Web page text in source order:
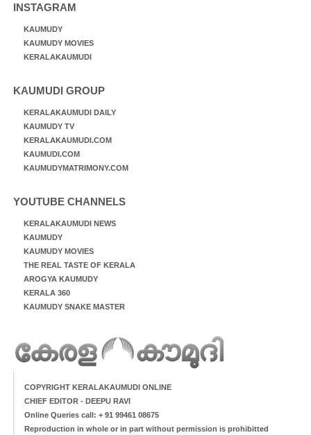
INSTAGRAM
KAUMUDY
KAUMUDY MOVIES
KERALAKAUMUDI
KAUMUDI GROUP
KERALAKAUMUDI DAILY
KAUMUDY TV
KERALAKAUMUDI.COM
KAUMUDI.COM
KAUMUDYMATRIMONY.COM
YOUTUBE CHANNELS
KERALAKAUMUDI NEWS
KAUMUDY
KAUMUDY MOVIES
THE REAL TASTE OF KERALA
AROGYA KAUMUDY
KERALA 360
KAUMUDY SNAKE MASTER
COPYRIGHT KERALAKAUMUDI ONLINE
CHIEF EDITOR - DEEPU RAVI
Online Queries call: + 91 99461 08675
Reproduction in whole or in part without permission is prohibitted